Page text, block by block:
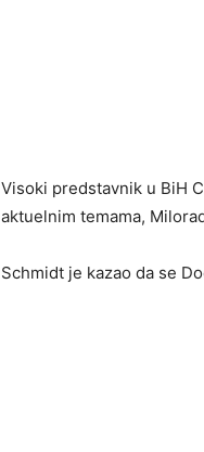
Visoki predstavnik u BiH
aktuelnim temama,
Schmidt je kazao da se